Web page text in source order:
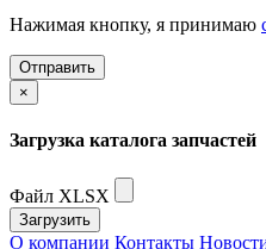
Нажимая кнопку, я принимаю
Отправить
×
Загрузка каталога запчастей
Файл XLSX
Загрузить
О компании Контакты